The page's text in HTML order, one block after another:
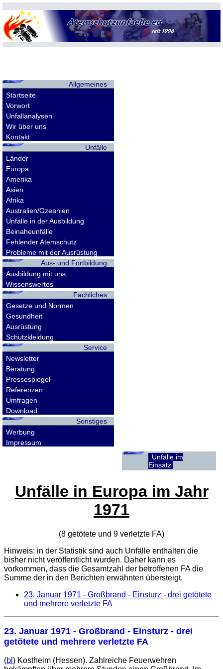
Allgemeines
Startseite
Vorwort
Unfallanalysen
Wir über uns
Kontakt
Unfälle
Länder
Europa
Amerika
Asien
Afrika
Australien/Ozeanien
Unfälle in der Ausbildung
Beinaheunfälle
Fehlender Atemschutz
Probleme mit der Ausrüstung
Aus- und Fortbildung
Ausbildung mit uns
Wissenswertes
Fachliches
Gesetze und Normen
Gesundheit
Ausrüstung
Schutzkleidung
Service
Newsletter
Beratung
Pressespiegel
Referenzen
Umfragen
Download
Sonstiges
Werbung
Impressum
Unfälle im
Einsatz
Unfälle in Europa im Jahr
1971
(8 getötete und 9 verletzte FA)
Hinweis: in der Statistik sind auch Unfälle enthalten die
bisher nicht veröffentlicht wurden. Daher kann es
vorkommen, dass die Gesamtzahl der betroffenen FAdie
Summe der in den Berichten erwähnten übersteigt.
23. Januar 1971 - Großbrand - Einsturz - drei getötete
und mehrere verletzte FA
23. Januar 1971 - Großbrand - Einsturz - drei
getötete und mehrere verletzte FA
(bl ) Kostheim (Hessen). Zahlreiche Feuerwehren